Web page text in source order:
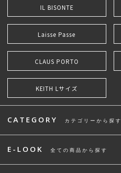
IL BISONTE
Laisse Passe
CLAUS PORTO
KEITH Lサイズ
CATEGORY カテゴリーから探す
E-LOOK 全ての商品から探す